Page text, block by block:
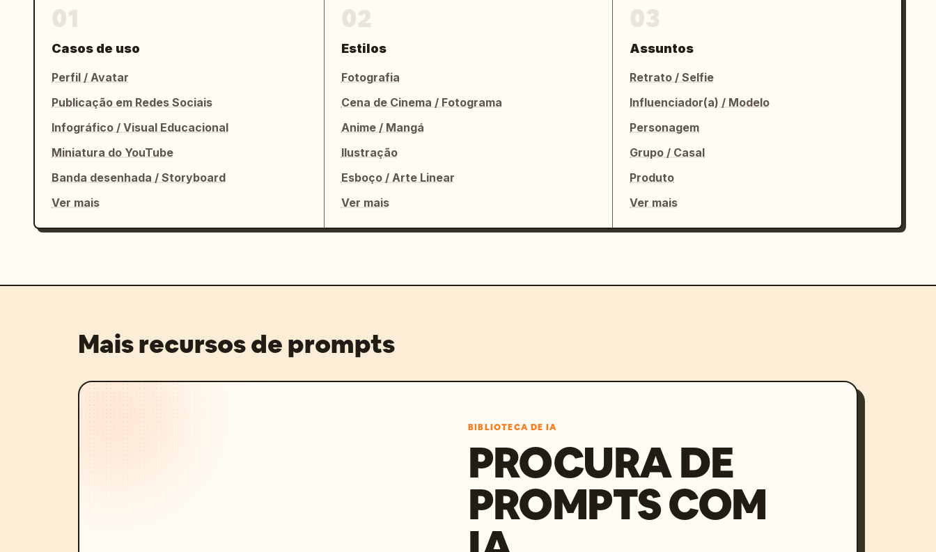
Casos de uso
Perfil / Avatar
Publicação em Redes Sociais
Infográfico / Visual Educacional
Miniatura do YouTube
Banda desenhada / Storyboard
Ver mais
Estilos
Fotografia
Cena de Cinema / Fotograma
Anime / Mangá
Ilustração
Esboço / Arte Linear
Ver mais
Assuntos
Retrato / Selfie
Influenciador(a) / Modelo
Personagem
Grupo / Casal
Produto
Ver mais
Mais recursos de prompts
BIBLIOTECA DE IA
PROCURA DE
PROMPTS COM